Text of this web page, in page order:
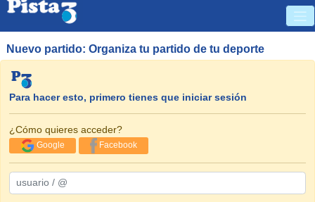
Nuevo partido: Organiza tu partido de tu deporte
Para hacer esto, primero tienes que iniciar sesión
¿Cómo quieres acceder?
Google Facebook
usuario / @